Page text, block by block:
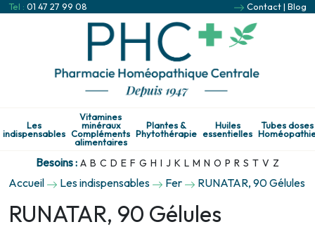
Tel : 01 47 27 99 08 Contact| Blog
Les
indispensables
Vitamines
minéraux
Compléments
alimentaires
Plantes &
Phytothérapie
Huiles
essentielles
Tubes doses
Besoins : A B C D E F G H I J K L M N O P R S T V Z
Accueil Les indispensables Fer RUNATAR, 90 Gélules
RUNATAR, 90 Gélules